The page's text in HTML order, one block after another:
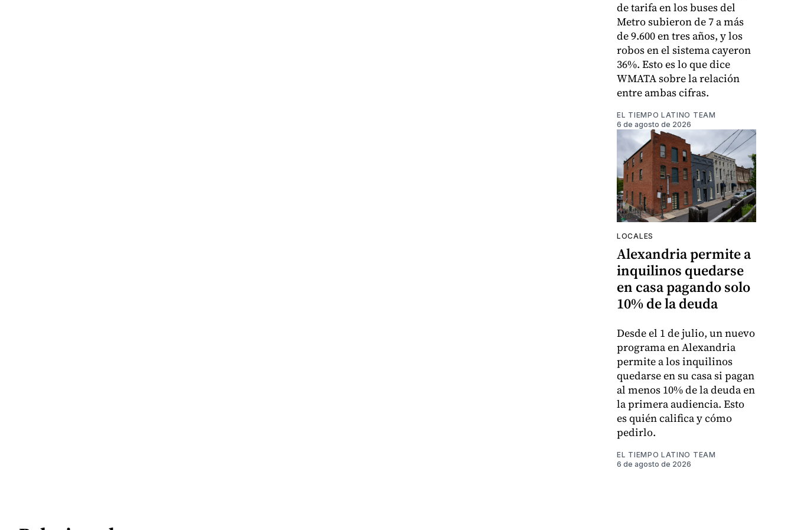
de tarifa en los buses del
Metro subieron de 7 a más
de 9.600 en tres años, y los
robos en el sistema cayeron
36%. Esto es lo que dice
WMATA sobre la relación
entre ambas cifras.
EL TIEMPO LATINO TEAM
6 de agosto de 2026
LOCALES
Alexandria permite a
inquilinos quedarse
en casa pagando solo
10% de la deuda
Desde el 1 de julio, un nuevo
programa en Alexandria
permite a los inquilinos
quedarse en su casa si pagan
al menos 10% de la deuda en
la primera audiencia. Esto
es quién califica y cómo
pedirlo.
EL TIEMPO LATINO TEAM
6 de agosto de 2026